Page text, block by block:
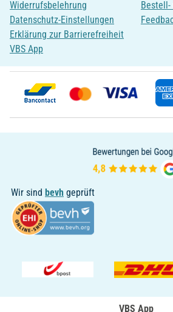
Widerrufsbelehrung
Datenschutz-Einstellungen
Erklärung zur Barrierefreiheit
VBS App
Wir sind bevh geprüft
VBS App